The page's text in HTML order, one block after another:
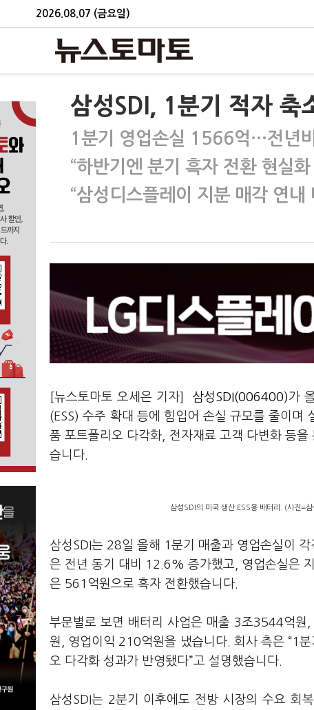
2026.08.07 (금요일)
삼성SDI, 1분기 적자 축
1분기 영업손실 1566억…전년
“하반기엔 분기 흑자 전환 현실화
“삼성디스플레이 지분 매각 연내
[뉴스토마토 오세은 기자] 삼성SDI(006400)가
(ESS) 수주 확대 등에 힘입어 손실 규모를 줄이며
품 포트폴리오 다각화, 전자재료 고객 다변화 등
습니다.
삼성SDI의 미국 생산 ESS용 배터리. (사진=
삼성SDI는 28일 올해 1분기 매출과 영업손실이
은 전년 동기 대비 12.6% 증가했고, 영업손실은
은 561억원으로 흑자 전환했습니다.
부문별로 보면 배터리 사업은 매출 3조3544억
원, 영업이익 210억원을 냈습니다. 회사 측은 “1
오 다각화 성과가 반영됐다”고 설명했습니다.
삼성SDI는 2분기 이후에도 전방 시장의 수요 회